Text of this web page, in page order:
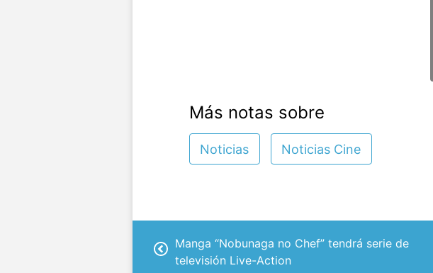
Más notas sobre
Noticias Noticias Cine
Manga “Nobunaga no Chef” tendrá serie de
televisión Live-Action